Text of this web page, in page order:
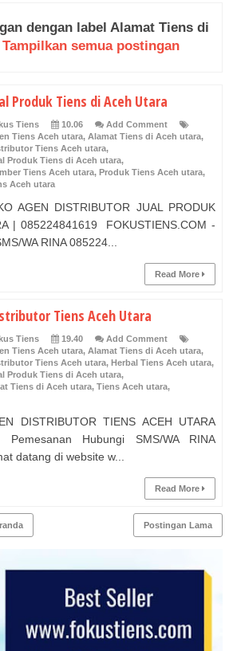
dengan label Alamat Tiens di
Tampilkan semua postingan
Produk Tiens di Aceh Utara
Tiens 10.06
Add Comment
Tiens Aceh utara, Alamat Tiens di Aceh utara,
Tiens Aceh utara,
Produk Tiens di Aceh utara,
Tiens Aceh utara, Produk Tiens Aceh utara,
Aceh utara
AGEN DISTRIBUTOR JUAL PRODUK
| 085224841619 FOKUSTIENS.COM -
WA RINA 085224...
Read More
Tiens Aceh Utara
Tiens 19.40
Add Comment
Tiens Aceh utara, Alamat Tiens di Aceh utara,
Tiens Aceh utara, Herbal Tiens Aceh utara,
Produk Tiens di Aceh utara,
Tiens di Aceh utara, Tiens Aceh utara,
DISTRIBUTOR TIENS ACEH UTARA
Pemesanan Hubungi SMS/WA RINA
datang di website w...
Read More
Postingan Lama